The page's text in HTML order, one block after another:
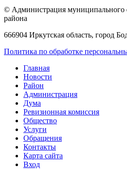
© Администрация муниципального
района
666904 Иркутская область, город
Политика по обработке
Главная
Новости
Район
Администрация
Дума
Ревизионная комиссия
Общество
Услуги
Обращения
Контакты
Карта сайта
Вход